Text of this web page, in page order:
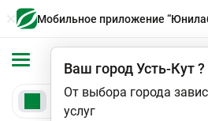
Мобильное приложение
Ваш городУсть-Кут?
От выбора города
услуг